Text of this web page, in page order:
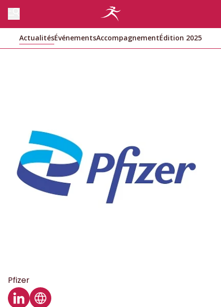
ActualitésÉvénementsAccompagnementÉdition 2025
Pfizer
Profil LinkedIn
Site web